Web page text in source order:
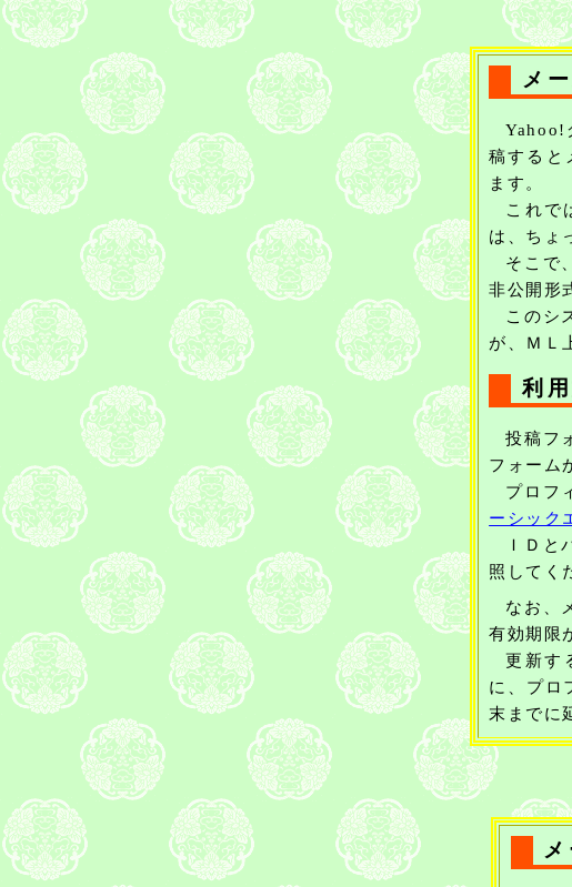
メ
Yahoo!
稿すると
ます。
これで
は、ちょ
そこで
非公開形
このシ
が、ＭＬ
利
投稿フ
フォーム
プロフ
ーシック
ＩＤと
照してく
なお、
有効期限
更新す
に、プロ
末までに